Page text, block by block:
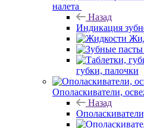
налета
Назад
Индикация
губки, палочки
Ополаскиватели,
Назад